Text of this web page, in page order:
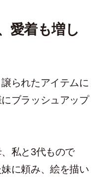
愛着も増し
られたアイテムに
ブラッシュアップ
、私と3代もので
に頼み、絵を描い